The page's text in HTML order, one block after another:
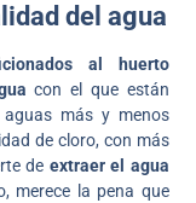
del agua
al huerto
con el que están
más y menos
de cloro, con más
de extraer el agua
merece la pena que